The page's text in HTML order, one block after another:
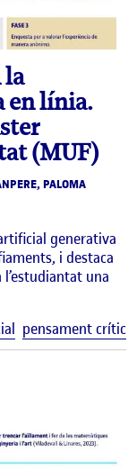
la
en línia.
(MUF)
PALOMA
generativa
i destaca
una
pensament crític